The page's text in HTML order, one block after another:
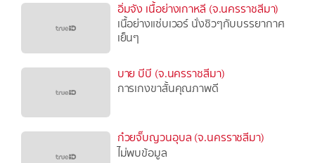
อิ่มจัง เนื้อย่างเกาหลี (จ.นครราชสีมา)
เนื้อย่างแซ่บเวอร์ นั่งชิวๆกับบรรยากาศ
เย็นๆ
บาย บีบี (จ.นครราชสีมา)
การเกงขาสั้นคุณภาพดี
ก๋วยจั๊บญวนอุบล (จ.นครราชสีมา)
ไม่พบข้อมูล